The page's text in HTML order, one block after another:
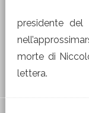
presidente del
morte di
lettera.